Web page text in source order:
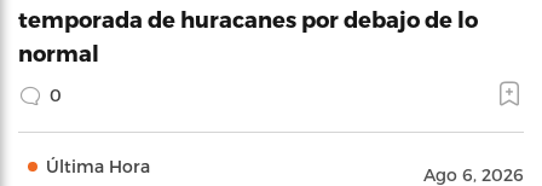
temporada de huracanes por debajo de lo
normal
0
Última Hora Ago 6, 2026